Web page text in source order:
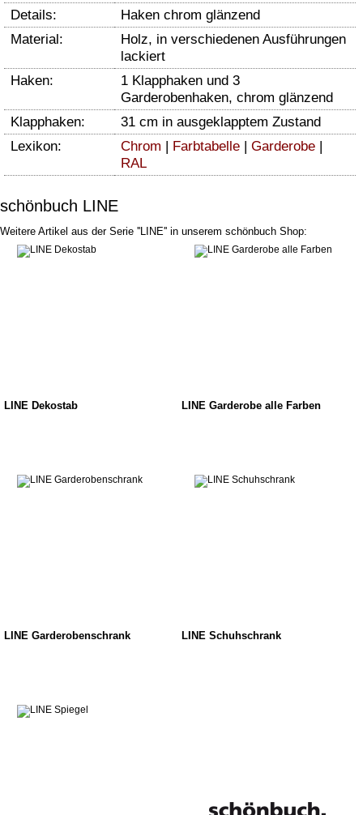
Details:
Haken chrom glänzend
Material:
Holz, in verschiedenen Ausführungen
lackiert
Haken:
1 Klapphaken und 3
Garderobenhaken, chrom glänzend
Klapphaken:
31 cm in ausgeklapptem Zustand
Lexikon:
Chrom | Farbtabelle | Garderobe |
RAL
schönbuch LINE
Weitere Artikel aus der Serie ''LINE'' in unserem schönbuch Shop:
LINE Dekostab LINE Garderobe alle Farben
LINE Garderobenschrank LINE Schuhschrank